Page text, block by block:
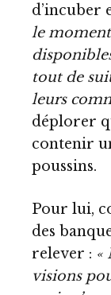
d’incuber
le
tout de
leurs
déplorer
contenir
poussins.
Pour lui,
des
relever : «
visions